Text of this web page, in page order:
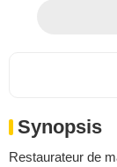
Synopsis
Restaurateur de